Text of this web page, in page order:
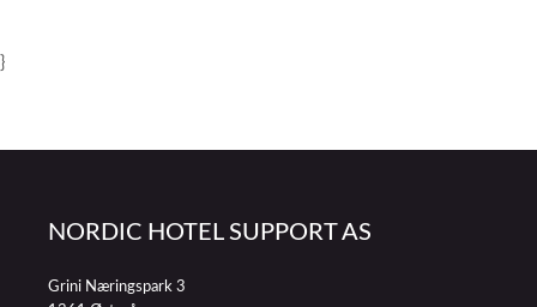
}
NORDIC HOTEL SUPPORT AS
Grini Næringspark 3